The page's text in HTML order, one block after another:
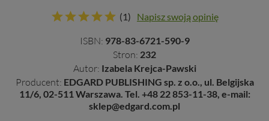
(1) Napisz swoją opinię
ISBN: 978-83-6721-590-9
Stron: 232
Autor: Izabela Krejca-Pawski
Producent: EDGARD PUBLISHING sp. z o.o., ul. Belgijska
11/6, 02-511 Warszawa. Tel. +48 22 853-11-38, e-mail:
sklep@edgard.com.pl